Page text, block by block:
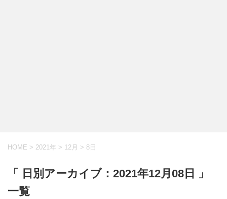
HOME > 2021年 > 12月 > 8日
「 日別アーカイブ：2021年12月08日 」
一覧